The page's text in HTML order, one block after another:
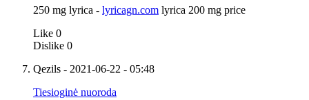
250 mg lyrica - lyricagn.com lyrica 200 mg price
Like 0
Dislike 0
Qezils - 2021-06-22 - 05:48
Tiesioginė nuoroda